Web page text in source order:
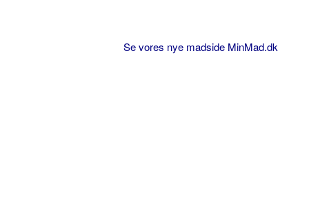
Se vores nye madside MinMad.dk